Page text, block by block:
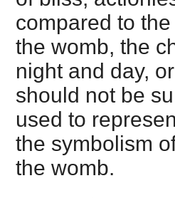
compared to
the womb, the
night and day,
should not be
used to
the symbolism
the womb.